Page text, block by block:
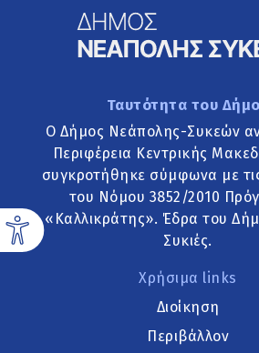
Ταυτότητα του
Ο Δήμος Νεάπολης-Συκεών
Περιφέρεια Κεντρικής
συγκροτήθηκε σύμφωνα με τις
του Νόμου 3852/2010
«Καλλικράτης». Έδρα του
Συκιές.
Χρήσιμα links
Διοίκηση
Περιβάλλον